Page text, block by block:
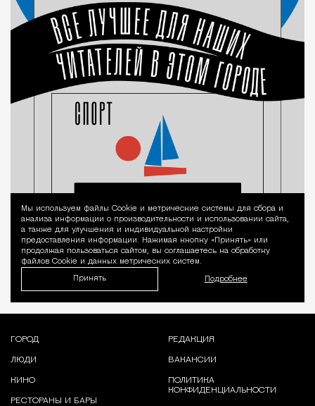
Уведомление
Мы используем файлы Сookie и метрические системы для сбора и
анализа информации о производительности и использовании сайта,
а также для улучшения и индивидуальной настройки
предоставления информации. Нажимая кнопку «Принять» или
продолжая пользоваться сайтом, вы соглашаетесь на обработку
файлов Cookie и данных метрических систем.
Принять Подробнее
ГОРОД
ЛЮДИ
КИНО
РЕСТОРАНЫ И БАРЫ
РЕДАКЦИЯ
ВАКАНСИИ
ПОЛИТИКА
КОНФИДЕНЦИАЛЬНОСТИ